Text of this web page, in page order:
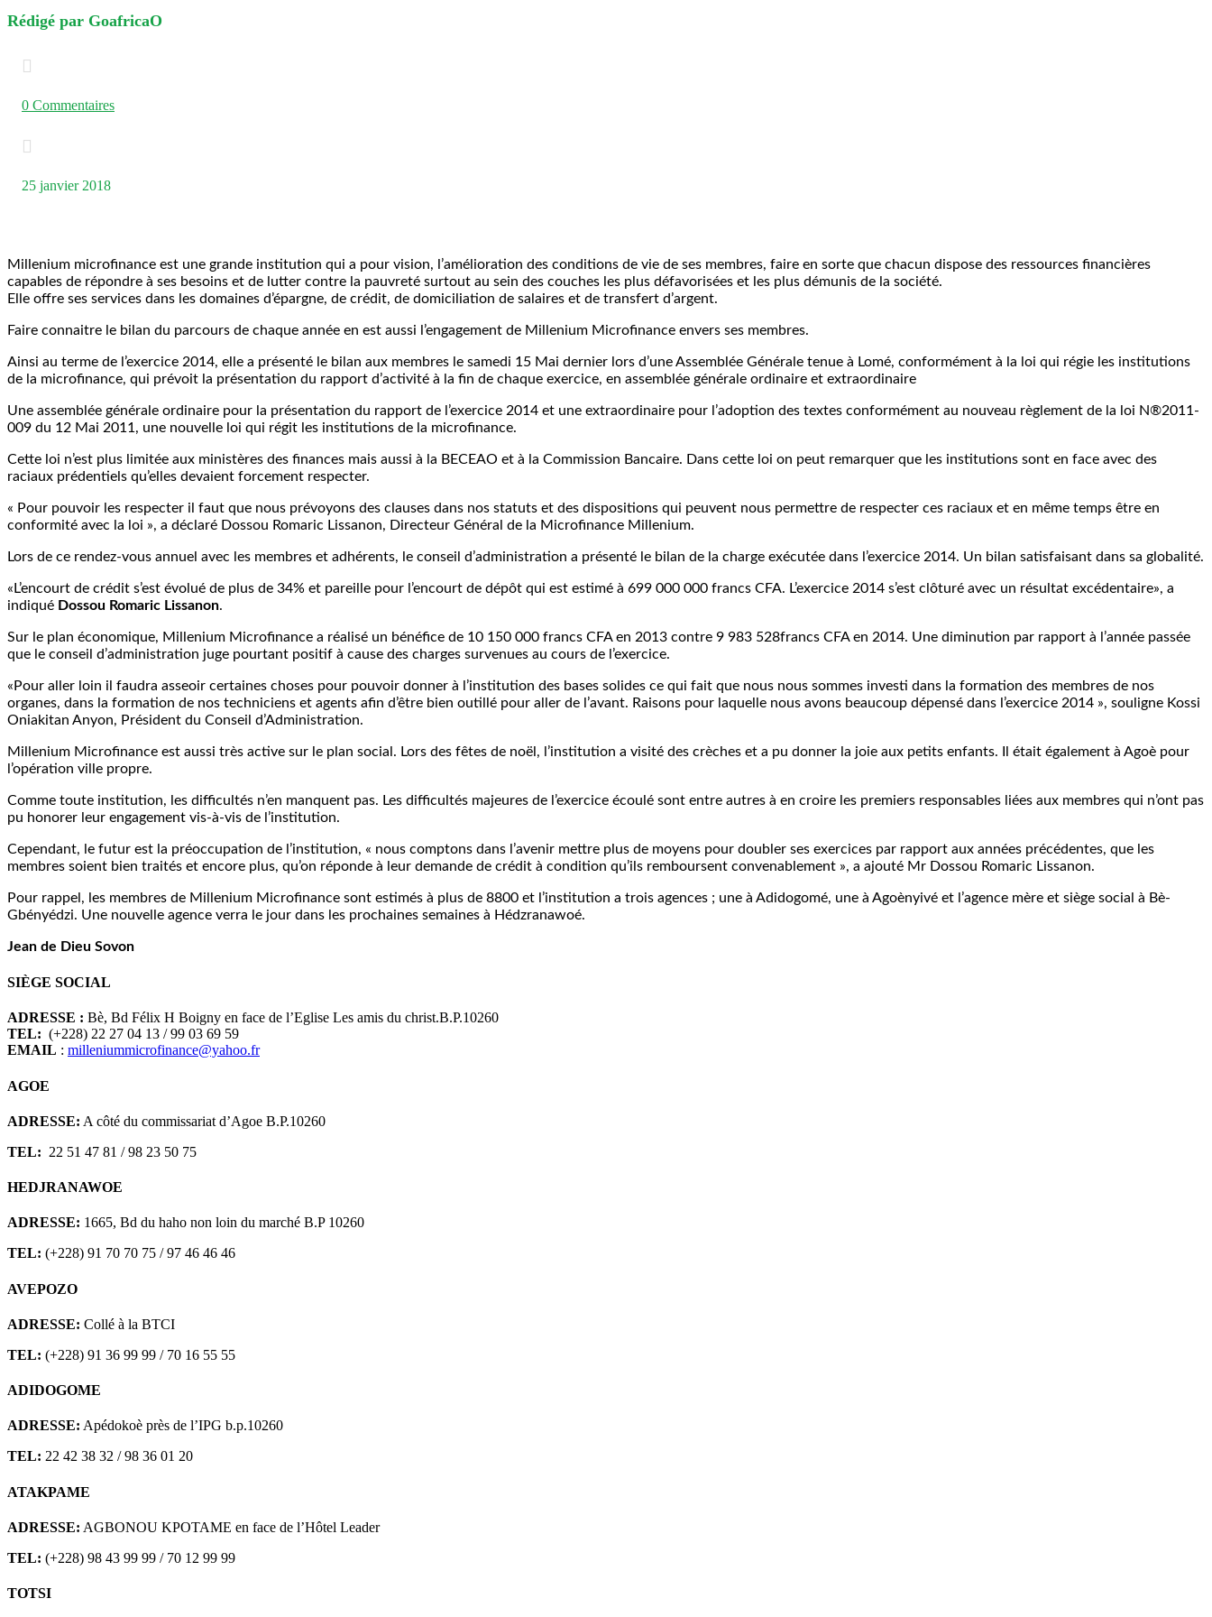
Rédigé par GoafricaO

0 Commentaires

25 janvier 2018
Millenium microfinance est une grande institution qui a pour vision, l’amélioration des conditions de vie de ses membres, faire en sorte que chacun dispose des ressources financières
capables de répondre à ses besoins et de lutter contre la pauvreté surtout au sein des couches les plus défavorisées et les plus démunis de la société.
Elle offre ses services dans les domaines d’épargne, de crédit, de domiciliation de salaires et de transfert d’argent.
Faire connaitre le bilan du parcours de chaque année en est aussi l’engagement de Millenium Microfinance envers ses membres.
Ainsi au terme de l’exercice 2014, elle a présenté le bilan aux membres le samedi 15 Mai dernier lors d’une Assemblée Générale tenue à Lomé, conformément à la loi qui régie les institutions
de la microfinance, qui prévoit la présentation du rapport d’activité à la fin de chaque exercice, en assemblée générale ordinaire et extraordinaire
Une assemblée générale ordinaire pour la présentation du rapport de l’exercice 2014 et une extraordinaire pour l’adoption des textes conformément au nouveau règlement de la loi N®2011-
009 du 12 Mai 2011, une nouvelle loi qui régit les institutions de la microfinance.
Cette loi n’est plus limitée aux ministères des finances mais aussi à la BECEAO et à la Commission Bancaire. Dans cette loi on peut remarquer que les institutions sont en face avec des
raciaux prédentiels qu’elles devaient forcement respecter.
« Pour pouvoir les respecter il faut que nous prévoyons des clauses dans nos statuts et des dispositions qui peuvent nous permettre de respecter ces raciaux et en même temps être en
conformité avec la loi », a déclaré Dossou Romaric Lissanon, Directeur Général de la Microfinance Millenium.
Lors de ce rendez-vous annuel avec les membres et adhérents, le conseil d’administration a présenté le bilan de la charge exécutée dans l’exercice 2014. Un bilan satisfaisant dans sa globalité.
«L’encourt de crédit s’est évolué de plus de 34% et pareille pour l’encourt de dépôt qui est estimé à 699 000 000 francs CFA. L’exercice 2014 s’est clôturé avec un résultat excédentaire», a
indiqué Dossou Romaric Lissanon.
Sur le plan économique, Millenium Microfinance a réalisé un bénéfice de 10 150 000 francs CFA en 2013 contre 9 983 528francs CFA en 2014. Une diminution par rapport à l’année passée
que le conseil d’administration juge pourtant positif à cause des charges survenues au cours de l’exercice.
«Pour aller loin il faudra asseoir certaines choses pour pouvoir donner à l’institution des bases solides ce qui fait que nous nous sommes investi dans la formation des membres de nos
organes, dans la formation de nos techniciens et agents afin d’être bien outillé pour aller de l’avant. Raisons pour laquelle nous avons beaucoup dépensé dans l’exercice 2014 », souligne Kossi
Oniakitan Anyon, Président du Conseil d’Administration.
Millenium Microfinance est aussi très active sur le plan social. Lors des fêtes de noël, l’institution a visité des crèches et a pu donner la joie aux petits enfants. Il était également à Agoè pour
l’opération ville propre.
Comme toute institution, les difficultés n’en manquent pas. Les difficultés majeures de l’exercice écoulé sont entre autres à en croire les premiers responsables liées aux membres qui n’ont pas
pu honorer leur engagement vis-à-vis de l’institution.
Cependant, le futur est la préoccupation de l’institution, « nous comptons dans l’avenir mettre plus de moyens pour doubler ses exercices par rapport aux années précédentes, que les
membres soient bien traités et encore plus, qu’on réponde à leur demande de crédit à condition qu’ils remboursent convenablement », a ajouté Mr Dossou Romaric Lissanon.
Pour rappel, les membres de Millenium Microfinance sont estimés à plus de 8800 et l’institution a trois agences ; une à Adidogomé, une à Agoènyivé et l’agence mère et siège social à Bè-
Gbényédzi. Une nouvelle agence verra le jour dans les prochaines semaines à Hédzranawoé.
Jean de Dieu Sovon
SIÈGE SOCIAL
ADRESSE : Bè, Bd Félix H Boigny en face de l’Eglise Les amis du christ.B.P.10260
TEL: (+228) 22 27 04 13 / 99 03 69 59
EMAIL : milleniummicrofinance@yahoo.fr
AGOE
ADRESSE: A côté du commissariat d’Agoe B.P.10260
TEL: 22 51 47 81 / 98 23 50 75
HEDJRANAWOE
ADRESSE: 1665, Bd du haho non loin du marché B.P 10260
TEL: (+228) 91 70 70 75 / 97 46 46 46
AVEPOZO
ADRESSE: Collé à la BTCI
TEL: (+228) 91 36 99 99 / 70 16 55 55
ADIDOGOME
ADRESSE: Apédokoè près de l’IPG b.p.10260
TEL: 22 42 38 32 / 98 36 01 20
ATAKPAME
ADRESSE: AGBONOU KPOTAME en face de l’Hôtel Leader
TEL: (+228) 98 43 99 99 / 70 12 99 99
TOTSI